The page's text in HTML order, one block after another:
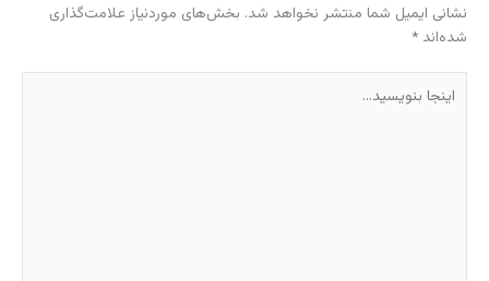
نشانی ایمیل شما منتشر نخواهد شد. بخش‌های موردنیاز علامت‌گذاری
شده‌اند *
بنویسید…